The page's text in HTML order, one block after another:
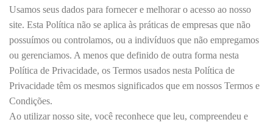
Usamos seus dados para fornecer e melhorar o acesso ao nosso
site. Esta Política não se aplica às práticas de empresas que não
possuímos ou controlamos, ou a indivíduos que não empregamos
ou gerenciamos. A menos que definido de outra forma nesta
Política de Privacidade, os Termos usados nesta Política de
Privacidade têm os mesmos significados que em nossos Termos e
Condições.
Ao utilizar nosso site, você reconhece que leu, compreendeu e